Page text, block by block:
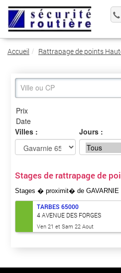
Accueil Rattrapage de points
Villes : Jours :
Stages de rattrapage de
Stages � proximit� de GAVARNIE
TARBES 65000
4 AVENUE DES FORGES
Ven 21 et Sam 22 Aout